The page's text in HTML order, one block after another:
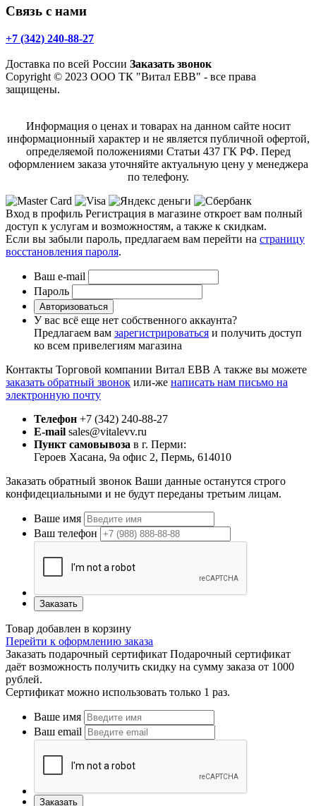
Связь с нами
+7 (342) 240-88-27
Доставка по всей России Заказать звонок
Copyright © 2023 ООО ТК "Витал ЕВВ" - все права
защищены.
Информация о ценах и товарах на данном сайте носит
информационный характер и не является публичной офертой,
определяемой положениями Статьи 437 ГК РФ. Перед
оформлением заказа уточняйте актуальную цену у менеджера
по телефону.
Вход в профиль Регистрация в магазине откроет вам полный
доступ к услугам и возможностям, а также к скидкам.
Если вы забыли пароль, предлагаем вам перейти на страницу
восстановления пароля.
Ваш e-mail
Пароль
Авторизоваться
У вас всё еще нет собственного аккаунта?
Предлагаем вам зарегистрироваться и получить доступ
ко всем привелегиям магазина
Контакты Торговой компании Витал ЕВВ А также вы можете
заказать обратный звонок или-же написать нам письмо на
электронную почту
Телефон +7 (342) 240-88-27
E-mail sales@vitalevv.ru
Пункт самовывоза в г. Перми:
Героев Хасана, 9а офис 2, Пермь, 614010
Заказать обратный звонок Ваши данные останутся строго
конфидециальными и не будут переданы третьим лицам.
Ваше имя
Ваш телефон
Заказать
Товар добавлен в корзину
Перейти к оформлению заказа
Заказать подарочный сертификат Подарочный сертификат
даёт возможность получить скидку на сумму заказа от 1000
рублей.
Сертификат можно использовать только 1 раз.
Ваше имя
Ваш email
Заказать